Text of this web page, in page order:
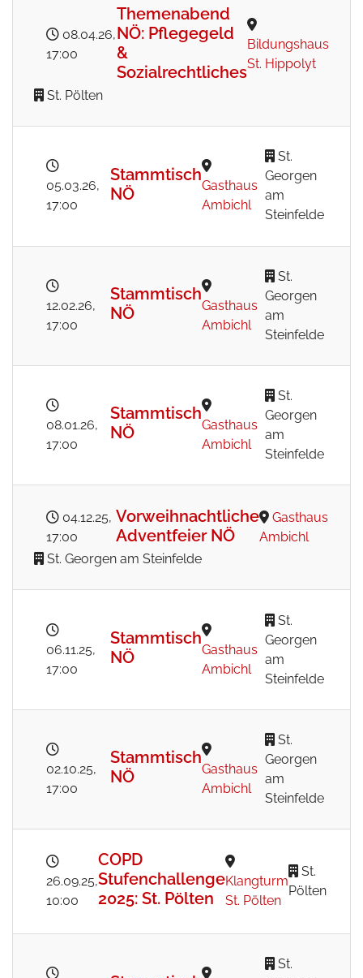
08.04.26,
17:00
Themenabend
NÖ: Pflegegeld
&
Sozialrechtliches
Bildungshaus
St. Hippolyt
St. Pölten
05.03.26,
17:00
Stammtisch
NÖ
Gasthaus
Ambichl
St.
Georgen
am
Steinfelde
12.02.26,
17:00
Stammtisch
NÖ
Gasthaus
Ambichl
St.
Georgen
am
Steinfelde
08.01.26,
17:00
Stammtisch
NÖ
Gasthaus
Ambichl
St.
Georgen
am
Steinfelde
04.12.25,
17:00
Vorweihnachtliche
Adventfeier NÖ
Gasthaus
Ambichl
St. Georgen am Steinfelde
06.11.25,
17:00
Stammtisch
NÖ
Gasthaus
Ambichl
St.
Georgen
am
Steinfelde
02.10.25,
17:00
Stammtisch
NÖ
Gasthaus
Ambichl
St.
Georgen
am
Steinfelde
26.09.25,
10:00
COPD
Stufenchallenge
2025: St. Pölten
Klangturm
St. Pölten
St.
Pölten
St.